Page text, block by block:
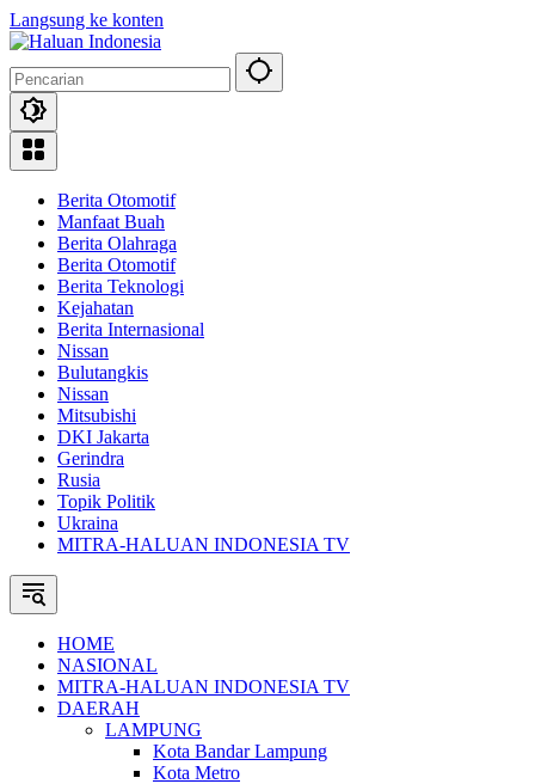
Langsung ke konten
Berita Otomotif
Manfaat Buah
Berita Olahraga
Berita Otomotif
Berita Teknologi
Kejahatan
Berita Internasional
Nissan
Bulutangkis
Nissan
Mitsubishi
DKI Jakarta
Gerindra
Rusia
Topik Politik
Ukraina
MITRA-HALUAN INDONESIA TV
HOME
NASIONAL
MITRA-HALUAN INDONESIA TV
DAERAH
LAMPUNG
Kota Bandar Lampung
Kota Metro